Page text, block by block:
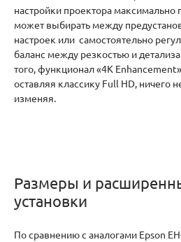
настройки проектора максимально
может выбирать между
настроек или самостоятельно
баланс между резкостью и
того, функционал «4K
оставляя классику Full HD, ничего
изменяя.
Размеры и
установки
По сравнению с аналогами Epson